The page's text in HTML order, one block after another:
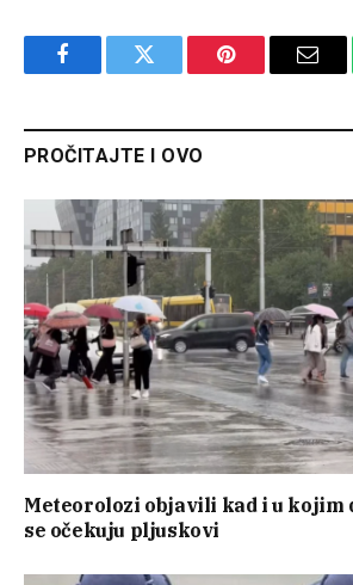
FacebookTwitter Pinterest
PROČITAJTE I OVO
Meteorolozi objavili kad i u kojim
se očekuju pljuskovi